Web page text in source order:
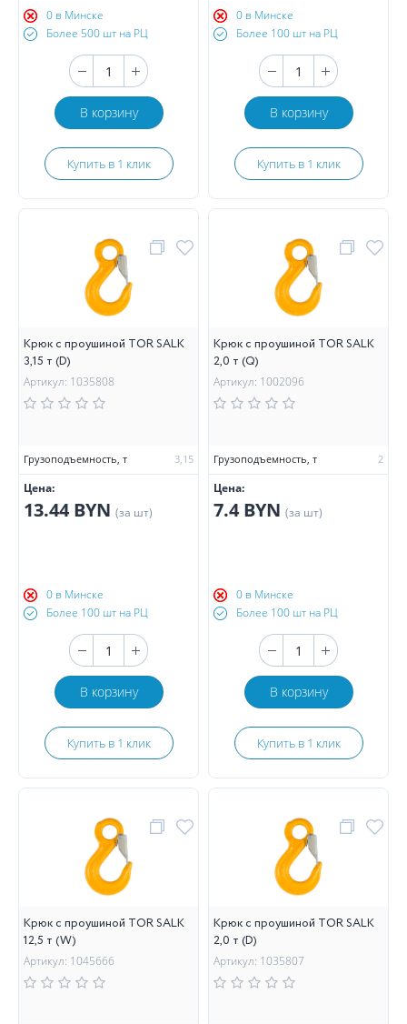
0 в Минске
Более 500 шт на РЦ
В корзину
Купить в 1 клик
0 в Минске
Более 100 шт на РЦ
В корзину
Купить в 1 клик
Крюк с проушиной TOR SALK
3,15 т (D)
Артикул: 1035808
Грузоподъемность, т 3,15
Цена:
13.44 BYN (за шт)
0 в Минске
Более 100 шт на РЦ
В корзину
Купить в 1 клик
Крюк с проушиной TOR SALK
2,0 т (Q)
Артикул: 1002096
Грузоподъемность, т 2
Цена:
7.4 BYN (за шт)
0 в Минске
Более 100 шт на РЦ
В корзину
Купить в 1 клик
Крюк с проушиной TOR SALK
12,5 т (W)
Артикул: 1045666
Крюк с проушиной TOR SALK
2,0 т (D)
Артикул: 1035807